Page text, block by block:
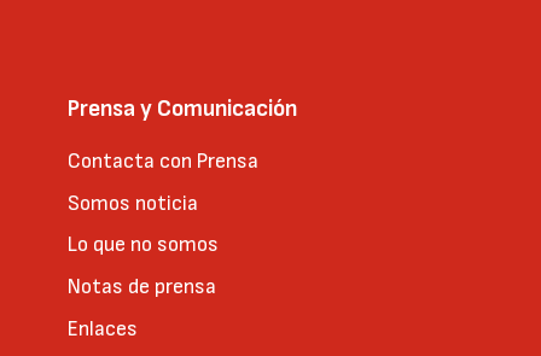
Prensa y Comunicación
Contacta con Prensa
Somos noticia
Lo que no somos
Notas de prensa
Enlaces